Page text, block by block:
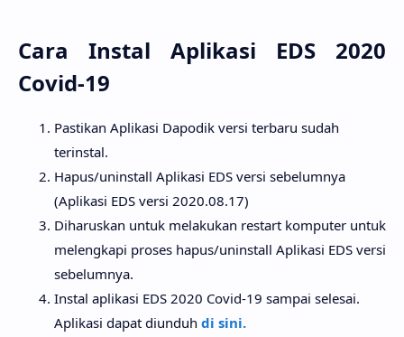
Cara Instal Aplikasi EDS 2020
Covid-19
Pastikan Aplikasi Dapodik versi terbaru sudah
terinstal.
Hapus/uninstall Aplikasi EDS versi sebelumnya
(Aplikasi EDS versi 2020.08.17)
Diharuskan untuk melakukan restart komputer untuk
melengkapi proses hapus/uninstall Aplikasi EDS versi
sebelumnya.
Instal aplikasi EDS 2020 Covid-19 sampai selesai.
Aplikasi dapat diunduh di sini.